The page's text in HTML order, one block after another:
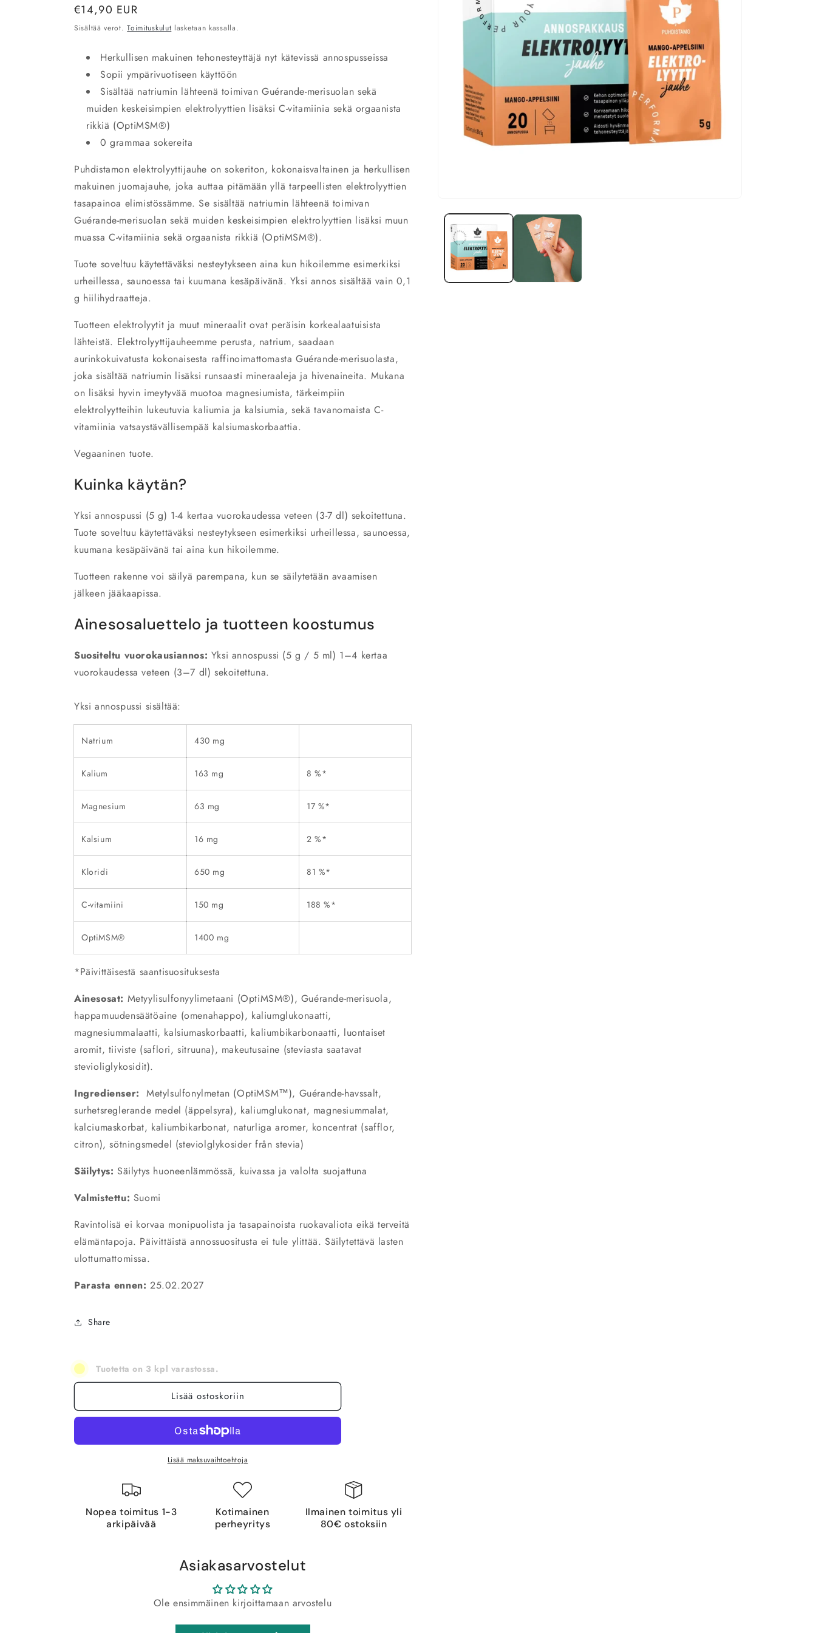
aineisto
modaalisessa
ikkunassa
Normaalihinta
€14,90 EUR
Sisältää verot.Toimituskulut lasketaan kassalla.
Herkullisen makuinen tehonesteyttäjä nyt kätevissä annospusseissa
Sopii ympärivuotiseen käyttöön
Sisältää natriumin lähteenä toimivan Guérande-merisuolan sekä
muiden keskeisimpien elektrolyyttien lisäksi C-vitamiinia sekä orgaanista
rikkiä (OptiMSM®)
0 grammaa sokereita
Puhdistamon elektrolyyttijauhe on sokeriton, kokonaisvaltainen ja herkullisen
makuinen juomajauhe, joka auttaa pitämään yllä tarpeellisten elektrolyyttien
tasapainoa elimistössämme. Se sisältää natriumin lähteenä toimivan
Guérande-merisuolan sekä muiden keskeisimpien elektrolyyttien lisäksi muun
muassa C-vitamiinia sekä orgaanista rikkiä (OptiMSM®).
Tuote soveltuu käytettäväksi nesteytykseen aina kun hikoilemme esimerkiksi
urheillessa, saunoessa tai kuumana kesäpäivänä. Yksi annos sisältää vain 0,1
g hiilihydraatteja.
Tuotteen elektrolyytit ja muut mineraalit ovat peräisin korkealaatuisista
lähteistä. Elektrolyyttijauheemme perusta, natrium, saadaan
aurinkokuivatusta kokonaisesta raffinoimattomasta Guérande-merisuolasta,
joka sisältää natriumin lisäksi runsaasti mineraaleja ja hivenaineita. Mukana
on lisäksi hyvin imeytyvää muotoa magnesiumista, tärkeimpiin
elektrolyytteihin lukeutuvia kaliumia ja kalsiumia, sekä tavanomaista C-
vitamiinia vatsaystävällisempää kalsiumaskorbaattia.
Vegaaninen tuote.
Kuinka käytän?
Yksi annospussi (5 g) 1-4 kertaa vuorokaudessa veteen (3-7 dl) sekoitettuna.
Tuote soveltuu käytettäväksi nesteytykseen esimerkiksi urheillessa, saunoessa,
kuumana kesäpäivänä tai aina kun hikoilemme.
Tuotteen rakenne voi säilyä parempana, kun se säilytetään avaamisen
jälkeen jääkaapissa.
Ainesosaluettelo ja tuotteen koostumus
Suositeltu vuorokausiannos: Yksi annospussi (5 g / 5 ml) 1–4 kertaa
vuorokaudessa veteen (3–7 dl) sekoitettuna.
Yksi annospussi sisältää:
Natrium 430 mg
Kalium 163 mg 8 %*
Magnesium 63 mg 17 %*
Kalsium 16 mg 2 %*
Kloridi 650 mg 81 %*
C-vitamiini 150 mg 188 %*
OptiMSM® 1400 mg
*Päivittäisestä saantisuosituksesta
Ainesosat: Metyylisulfonyylimetaani (OptiMSM®), Guérande-merisuola,
happamuudensäätöaine (omenahappo), kaliumglukonaatti,
magnesiummalaatti, kalsiumaskorbaatti, kaliumbikarbonaatti, luontaiset
aromit, tiiviste (saflori, sitruuna), makeutusaine (steviasta saatavat
stevioliglykosidit).
Ingredienser: Metylsulfonylmetan (OptiMSM™), Guérande-havssalt,
surhetsreglerande medel (äppelsyra), kaliumglukonat, magnesiummalat,
kalciumaskorbat, kaliumbikarbonat, naturliga aromer, koncentrat (safflor,
citron), sötningsmedel (steviolglykosider från stevia)
Säilytys: Säilytys huoneenlämmössä, kuivassa ja valolta suojattuna
Valmistettu: Suomi
Ravintolisä ei korvaa monipuolista ja tasapainoista ruokavaliota eikä terveitä
elämäntapoja. Päivittäistä annossuositusta ei tule ylittää. Säilytettävä lasten
ulottumattomissa.
Parasta ennen: 25.02.2027
Share
Tuotetta on 3 kpl varastossa.
Lisää ostoskoriin
Lisää maksuvaihtoehtoja
Nopea toimitus 1-3
arkipäivää
Kotimainen
perheyritys
Ilmainen toimitus yli
80€ ostoksiin
Asiakasarvostelut
Ole ensimmäinen kirjoittamaan arvostelu